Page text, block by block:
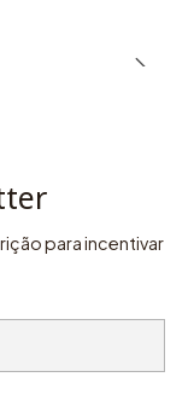
para incentivar